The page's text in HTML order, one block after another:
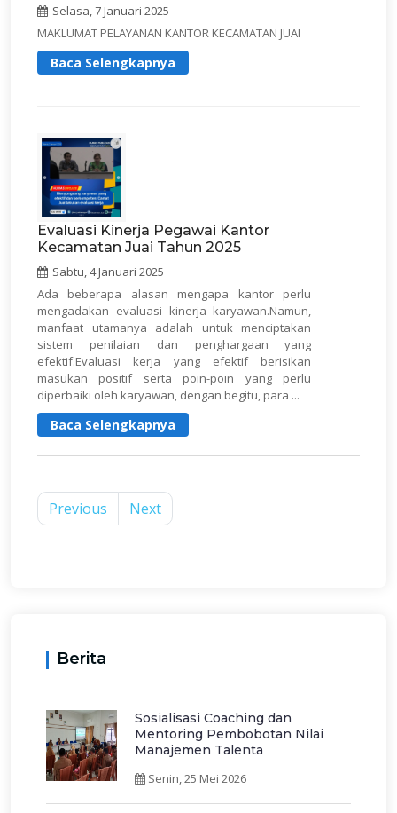
Selasa, 7 Januari 2025
MAKLUMAT PELAYANAN KANTOR KECAMATAN JUAI
Baca Selengkapnya
Evaluasi Kinerja Pegawai Kantor
Kecamatan Juai Tahun 2025
Sabtu, 4 Januari 2025
Ada beberapa alasan mengapa kantor perlu
mengadakan evaluasi kinerja karyawan.Namun,
manfaat utamanya adalah untuk menciptakan
sistem penilaian dan penghargaan yang
efektif.Evaluasi kerja yang efektif berisikan
masukan positif serta poin-poin yang perlu
diperbaiki oleh karyawan, dengan begitu, para ...
Baca Selengkapnya
Previous Next
Berita
Sosialisasi Coaching dan
Mentoring Pembobotan Nilai
Manajemen Talenta
Senin, 25 Mei 2026